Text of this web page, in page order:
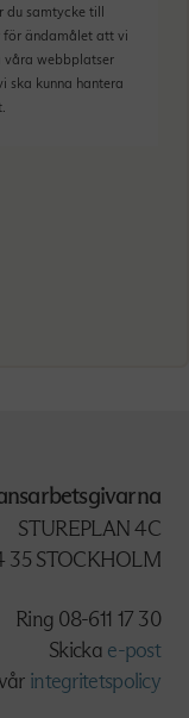
du samtycke till
för ändamålet att vi
våra webbplatser
ska kunna hantera
STUREPLAN 4C
35 STOCKHOLM
Ring 08-611 17 30
Skicka e-post
integritetspolicy